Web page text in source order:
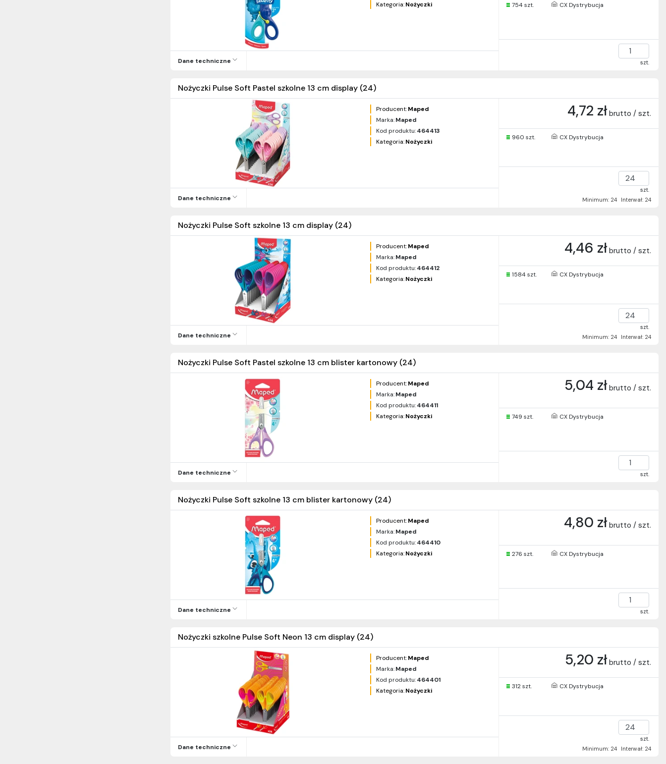
Kategoria:Nożyczki
Dane techniczne
754 szt. CX Dystrybucja
szt.
Nożyczki Pulse Soft Pastel szkolne 13 cm display (24)
Producent:Maped
Marka:Maped
Kod produktu:464413
Kategoria:Nożyczki
Dane techniczne
4,72 zł brutto / szt.
960 szt. CX Dystrybucja
szt.
Minimum: 24
Interwał: 24
Nożyczki Pulse Soft szkolne 13 cm display (24)
Producent:Maped
Marka:Maped
Kod produktu:464412
Kategoria:Nożyczki
Dane techniczne
4,46 zł brutto / szt.
1584 szt. CX Dystrybucja
szt.
Minimum: 24
Interwał: 24
Nożyczki Pulse Soft Pastel szkolne 13 cm blister kartonowy (24)
Producent:Maped
Marka:Maped
Kod produktu:464411
Kategoria:Nożyczki
Dane techniczne
5,04 zł brutto / szt.
749 szt. CX Dystrybucja
szt.
Nożyczki Pulse Soft szkolne 13 cm blister kartonowy (24)
Producent:Maped
Marka:Maped
Kod produktu:464410
Kategoria:Nożyczki
Dane techniczne
4,80 zł brutto / szt.
276 szt. CX Dystrybucja
szt.
Nożyczki szkolne Pulse Soft Neon 13 cm display (24)
Producent:Maped
Marka:Maped
Kod produktu:464401
Kategoria:Nożyczki
Dane techniczne
5,20 zł brutto / szt.
312 szt. CX Dystrybucja
szt.
Minimum: 24
Interwał: 24